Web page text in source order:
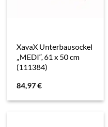
XavaX Unterbausockel
„MEDI“, 61 x 50 cm
(111384)
84,97€